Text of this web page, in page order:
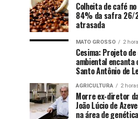
Colheita de café
84% da safra 26/
atrasada
MATO GROSSO 2
Cesima: Projeto de
ambiental encanta
Santo Antônio de
AGRICULTURA 2
Morre ex-diretor
João Lúcio de
na área de genética